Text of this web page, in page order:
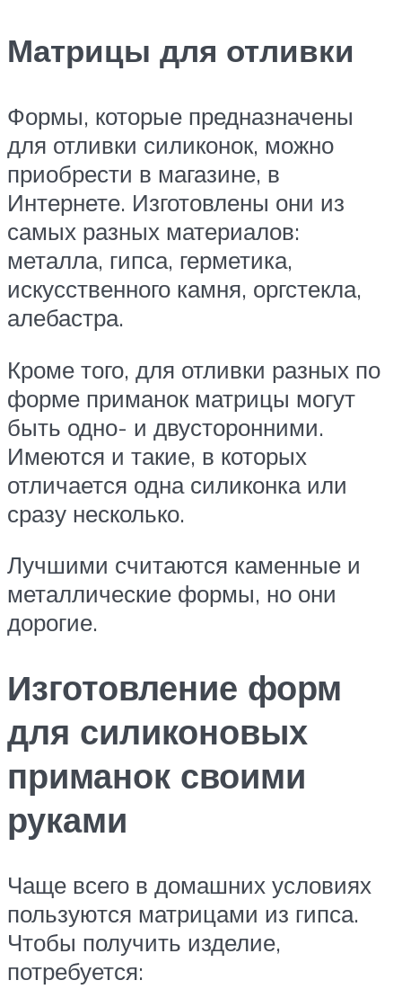
Матрицы для отливки
Формы, которые предназначены
для отливки силиконок, можно
приобрести в магазине, в
Интернете. Изготовлены они из
самых разных материалов:
металла, гипса, герметика,
искусственного камня, оргстекла,
алебастра.
Кроме того, для отливки разных по
форме приманок матрицы могут
быть одно- и двусторонними.
Имеются и такие, в которых
отличается одна силиконка или
сразу несколько.
Лучшими считаются каменные и
металлические формы, но они
дорогие.
Изготовление форм
для силиконовых
приманок своими
руками
Чаще всего в домашних условиях
пользуются матрицами из гипса.
Чтобы получить изделие,
потребуется: